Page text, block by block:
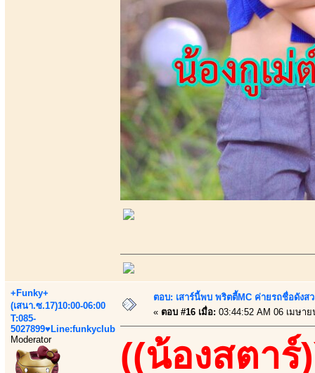
+Funky+
(เสนา.ซ.17)10:00-06:00
T:085-
5027899♥Line:funkyclub
Moderator
ตอบ: เสาร์นี้พบ พริตตี้MC ค่ายรถชื่อดังส
« ตอบ #16 เมื่อ: 03:44:52 AM 06 เมษาย
((น้องสตาร์